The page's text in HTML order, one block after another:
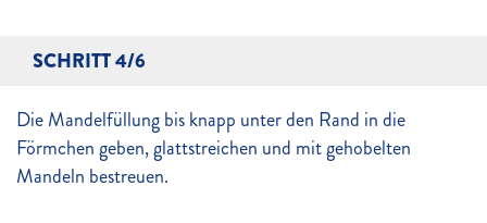
SCHRITT 4/6
Die Mandelfüllung bis knapp unter den Rand in die
Förmchen geben, glattstreichen und mit gehobelten
Mandeln bestreuen.